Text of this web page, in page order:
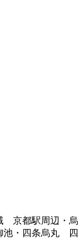
京都駅周辺・烏
・四条烏丸 四